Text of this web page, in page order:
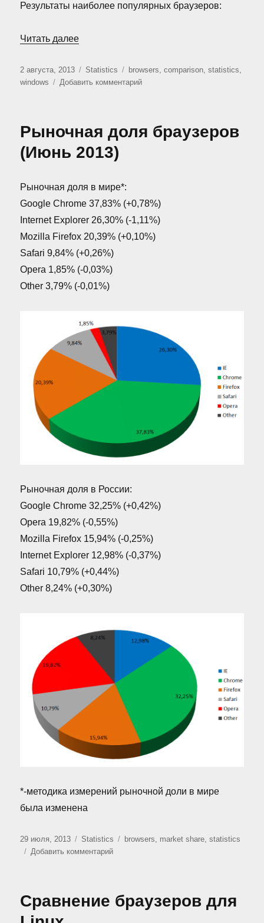
Результаты наиболее популярных браузеров:
Читать далее«Сравнение браузеров для Windows
Опубликовано
2 августа, 2013 Рубрики
Statistics Метки
browsers,comparison,statistics,
windows
Добавить комментарийк
для
Windows
Рыночная доля браузеров
(Июнь 2013)
Рыночная доля в мире*:
Google Chrome 37,83% (+0,78%)
Internet Explorer 26,30% (-1,11%)
Mozilla Firefox 20,39% (+0,10%)
Safari 9,84% (+0,26%)
Opera 1,85% (-0,03%)
Other 3,79% (-0,01%)
Рыночная доля в России:
Google Chrome 32,25% (+0,42%)
Opera 19,82% (-0,55%)
Mozilla Firefox 15,94% (-0,25%)
Internet Explorer 12,98% (-0,37%)
Safari 10,79% (+0,44%)
Other 8,24% (+0,30%)
*-методика измерений рыночной доли в мире
была изменена
Опубликовано
29 июля, 2013 Рубрики
Statistics Метки
browsers market share ,statistics
Добавить комментарийк
браузеров
(Июнь
Сравнение браузеров для